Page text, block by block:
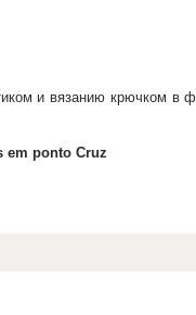
и вязанию крючком в
em ponto Cruz